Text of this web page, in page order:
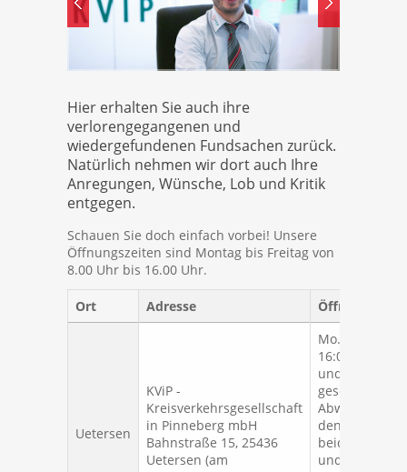
Hier erhalten Sie auch ihre
verlorengegangenen und
wiedergefundenen Fundsachen zurück.
Natürlich nehmen wir dort auch Ihre
Anregungen, Wünsche, Lob und Kritik
entgegen.
Schauen Sie doch einfach vorbei! Unsere
Öffnungszeiten sind Montag bis Freitag von
8.00 Uhr bis 16.00 Uhr.
Ort Adresse
Uetersen
KViP -
Kreisverkehrsgesellschaft
in Pinneberg mbH
Bahnstraße 15, 25436
Uetersen (am
Mo. - Fr.
16:00 Uhr, Sa.
und So.
geschlossen.
Abweichend
den jeweils
beiden ersten
und letzten